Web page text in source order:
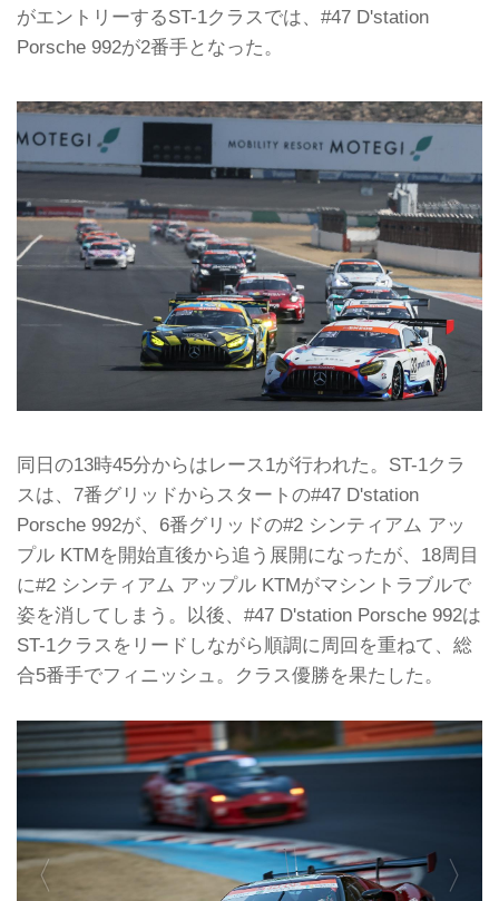
がエントリーするST-1クラスでは、#47 D'station
Porsche 992が2番手となった。
同日の13時45分からはレース1が行われた。ST-1クラ
スは、7番グリッドからスタートの#47 D'station
Porsche 992が、6番グリッドの#2 シンティアム アッ
プル KTMを開始直後から追う展開になったが、18周目
に#2 シンティアム アップル KTMがマシントラブルで
姿を消してしまう。以後、#47 D'station Porsche 992は
ST-1クラスをリードしながら順調に周回を重ねて、総
合5番手でフィニッシュ。クラス優勝を果たした。